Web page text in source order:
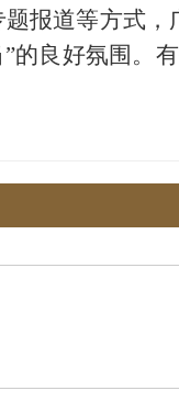
报道等方式
的良好氛围。